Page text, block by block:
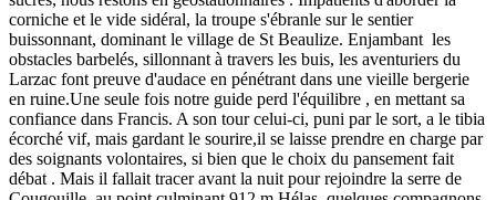
corniche et le vide sidéral, la troupe s'ébranle sur le sentier
buissonnant, dominant le village de St Beaulize. Enjambant les
obstacles barbelés, sillonnant à travers les buis, les aventuriers du
Larzac font preuve d'audace en pénétrant dans une vieille bergerie
en ruine.Une seule fois notre guide perd l'équilibre , en mettant sa
confiance dans Francis. A son tour celui-ci, puni par le sort, a le tibia
écorché vif, mais gardant le sourire,il se laisse prendre en charge par
des soignants volontaires, si bien que le choix du pansement fait
débat . Mais il fallait tracer avant la nuit pour rejoindre la serre de